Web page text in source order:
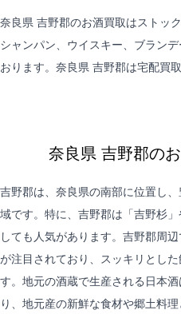
奈良県 吉野郡のお酒買取はストッ
シャンパン、ウイスキー、ブラン
おります。奈良県 吉野郡は宅配買取
奈良県 吉野郡の
吉野郡は、奈良県の南部に位置し
域です。特に、吉野郡は「吉野杉
しても人気があります。吉野郡周
が注目されており、スッキリとし
す。地元の酒蔵で生産される日本
り、地元産の新鮮な食材や郷土料